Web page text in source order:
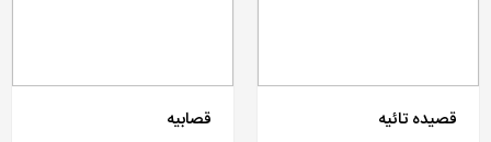
قصیده تائیه قصابیه